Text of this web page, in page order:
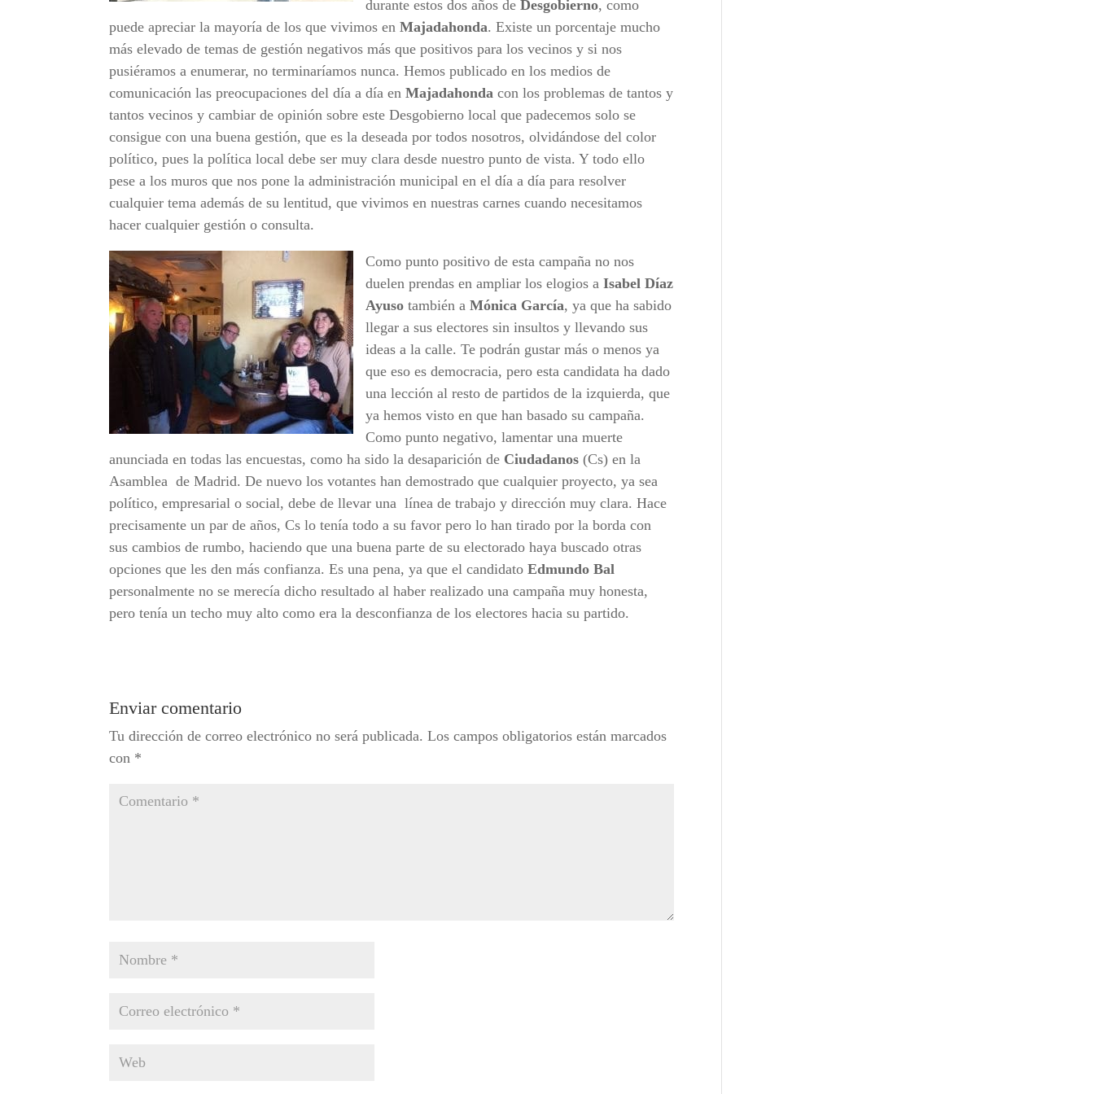
durante estos dos años deDesgobierno, como
puede apreciar la mayoría de los que vivimos enMajadahonda. Existe un porcentaje mucho
más elevado de temas de gestión negativos más que positivos para los vecinos y si nos
pusiéramos a enumerar, no terminaríamos nunca. Hemos publicado en los medios de
comunicación las preocupaciones del día a día enMajadahonda con los problemas de tantos y
tantos vecinos y cambiar de opinión sobre este Desgobierno local que padecemos solo se
consigue con una buena gestión, que es la deseada por todos nosotros, olvidándose del color
político, pues la política local debe ser muy clara desde nuestro punto de vista. Y todo ello
pese a los muros que nos pone la administración municipal en el día a día para resolver
cualquier tema además de su lentitud, que vivimos en nuestras carnes cuando necesitamos
hacer cualquier gestión o consulta.
Como punto positivo de esta campaña no nos
duelen prendas en ampliar los elogios aIsabel Díaz
Ayuso también aMónica García, ya que ha sabido
llegar a sus electores sin insultos y llevando sus
ideas a la calle. Te podrán gustar más o menos ya
que eso es democracia, pero esta candidata ha dado
una lección al resto de partidos de la izquierda, que
ya hemos visto en que han basado su campaña.
Como punto negativo, lamentar una muerte
anunciada en todas las encuestas, como ha sido la desaparición de Ciudadanos (Cs) en la
Asamblea de Madrid. De nuevo los votantes han demostrado que cualquier proyecto, ya sea
político, empresarial o social, debe de llevar una línea de trabajo y dirección muy clara. Hace
precisamente un par de años, Cs lo tenía todo a su favor pero lo han tirado por la borda con
sus cambios de rumbo, haciendo que una buena parte de su electorado haya buscado otras
opciones que les den más confianza. Es una pena, ya que el candidatoEdmundo Bal
personalmente no se merecía dicho resultado al haber realizado una campaña muy honesta,
pero tenía un techo muy alto como era la desconfianza de los electores hacia su partido.
Enviar comentario
Tu dirección de correo electrónico no será publicada. Los campos obligatorios están marcados
con *